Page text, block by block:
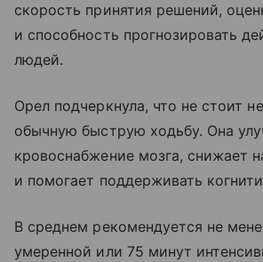
скорость принятия решений,
и способность прогнозировать
людей.
Орел подчеркнула, что не стоит
обычную быструю ходьбу. Она
кровоснабжение мозга, снижает
и помогает поддерживать
В среднем рекомендуется не
умеренной или 75 минут